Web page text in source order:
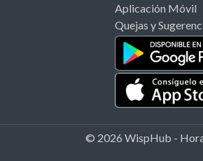
Aplicación Móvil
Quejas y
© 2026 WispHub -